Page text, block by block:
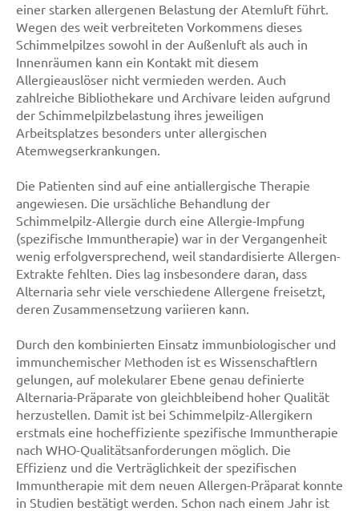
einer starken allergenen Belastung der Atemluft führt.
Wegen des weit verbreiteten Vorkommens dieses
Schimmelpilzes sowohl in der Außenluft als auch in
Innenräumen kann ein Kontakt mit diesem
Allergieauslöser nicht vermieden werden. Auch
zahlreiche Bibliothekare und Archivare leiden aufgrund
der Schimmelpilzbelastung ihres jeweiligen
Arbeitsplatzes besonders unter allergischen
Atemwegserkrankungen.
Die Patienten sind auf eine antiallergische Therapie
angewiesen. Die ursächliche Behandlung der
Schimmelpilz-Allergie durch eine Allergie-Impfung
(spezifische Immuntherapie) war in der Vergangenheit
wenig erfolgversprechend, weil standardisierte Allergen-
Extrakte fehlten. Dies lag insbesondere daran, dass
Alternaria sehr viele verschiedene Allergene freisetzt,
deren Zusammensetzung variieren kann.
Durch den kombinierten Einsatz immunbiologischer und
immunchemischer Methoden ist es Wissenschaftlern
gelungen, auf molekularer Ebene genau definierte
Alternaria-Präparate von gleichbleibend hoher Qualität
herzustellen. Damit ist bei Schimmelpilz-Allergikern
erstmals eine hocheffiziente spezifische Immuntherapie
nach WHO-Qualitätsanforderungen möglich. Die
Effizienz und die Verträglichkeit der spezifischen
Immuntherapie mit dem neuen Allergen-Präparat konnte
in Studien bestätigt werden. Schon nach einem Jahr ist